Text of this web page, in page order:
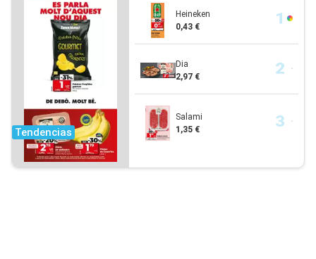
Tendencias
Heineken
0,43 €
Dia
2,97 €
Salami
1,35 €